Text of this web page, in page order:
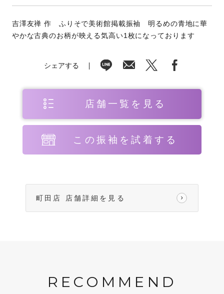
吉澤友禅 作 ふりそで美術館掲載振袖 明るめの青地に華
やかな古典のお柄が映える気高い1枚になっております
シェアする
店舗一覧を見る
この振袖を試着する
町田店 店舗詳細を見る
RECOMMEND